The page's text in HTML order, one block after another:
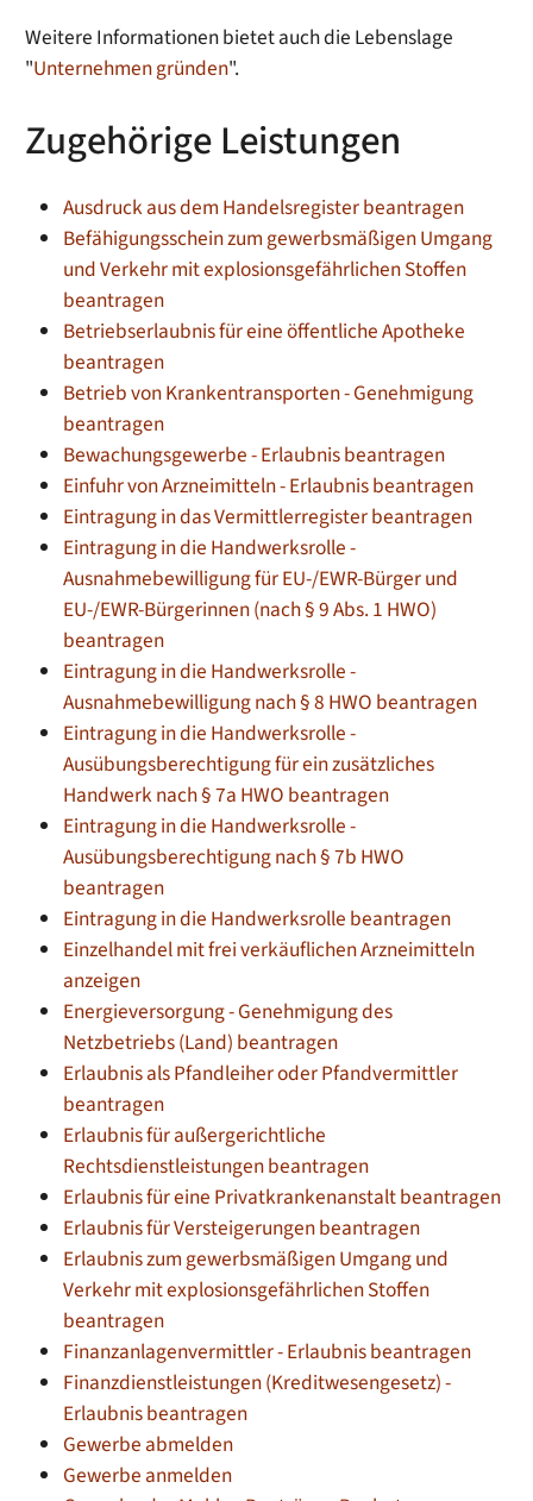
Weitere Informationen bietet auch die Lebenslage
"Unternehmen gründen".
Zugehörige Leistungen
Ausdruck aus dem Handelsregister beantragen
Befähigungsschein zum gewerbsmäßigen Umgang
und Verkehr mit explosionsgefährlichen Stoffen
beantragen
Betriebserlaubnis für eine öffentliche Apotheke
beantragen
Betrieb von Krankentransporten - Genehmigung
beantragen
Bewachungsgewerbe - Erlaubnis beantragen
Einfuhr von Arzneimitteln - Erlaubnis beantragen
Eintragung in das Vermittlerregister beantragen
Eintragung in die Handwerksrolle -
Ausnahmebewilligung für EU-/EWR-Bürger und
EU-/EWR-Bürgerinnen (nach § 9 Abs. 1 HWO)
beantragen
Eintragung in die Handwerksrolle -
Ausnahmebewilligung nach § 8 HWO beantragen
Eintragung in die Handwerksrolle -
Ausübungsberechtigung für ein zusätzliches
Handwerk nach § 7a HWO beantragen
Eintragung in die Handwerksrolle -
Ausübungsberechtigung nach § 7b HWO
beantragen
Eintragung in die Handwerksrolle beantragen
Einzelhandel mit frei verkäuflichen Arzneimitteln
anzeigen
Energieversorgung - Genehmigung des
Netzbetriebs (Land) beantragen
Erlaubnis als Pfandleiher oder Pfandvermittler
beantragen
Erlaubnis für außergerichtliche
Rechtsdienstleistungen beantragen
Erlaubnis für eine Privatkrankenanstalt beantragen
Erlaubnis für Versteigerungen beantragen
Erlaubnis zum gewerbsmäßigen Umgang und
Verkehr mit explosionsgefährlichen Stoffen
beantragen
Finanzanlagenvermittler - Erlaubnis beantragen
Finanzdienstleistungen (Kreditwesengesetz) -
Erlaubnis beantragen
Gewerbe abmelden
Gewerbe anmelden